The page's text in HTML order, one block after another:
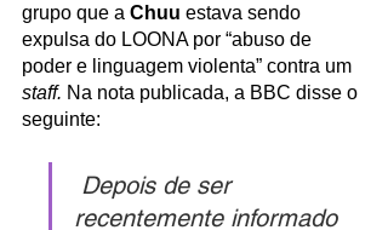
grupo que a Chuu estava sendo
expulsa do LOONA por “abuso de
poder e linguagem violenta” contra um
staff. Na nota publicada, a BBC disse o
seguinte:
Depois de ser
recentemente informado